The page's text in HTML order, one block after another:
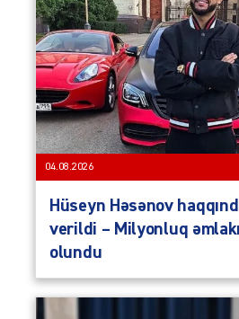
04.08.2026
Hüseyn Həsənov
verildi – Milyonluq
olundu